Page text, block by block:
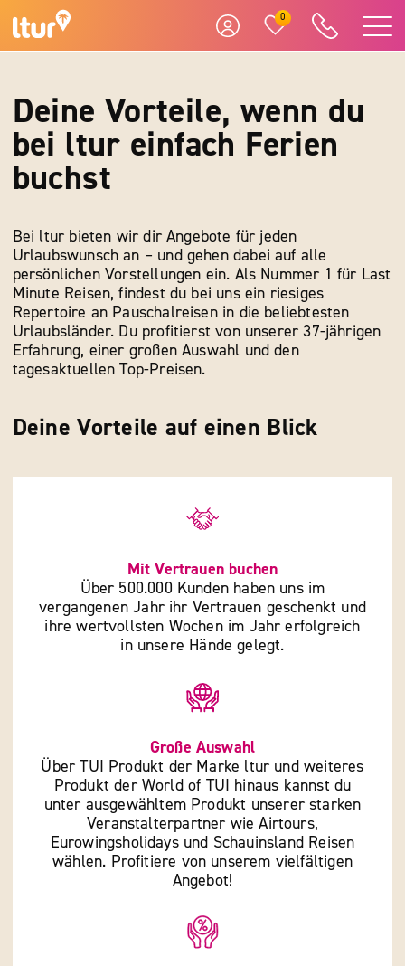
0
Deine Vorteile, wenn du
bei ltur einfach Ferien
buchst
Bei ltur bieten wir dir Angebote für jeden
Urlaubswunsch an – und gehen dabei auf alle
persönlichen Vorstellungen ein. Als Nummer 1 für Last
Minute Reisen, findest du bei uns ein riesiges
Repertoire an Pauschalreisen in die beliebtesten
Urlaubsländer. Du profitierst von unserer 37-jährigen
Erfahrung, einer großen Auswahl und den
tagesaktuellen Top-Preisen.
Deine Vorteile auf einen Blick
Mit Vertrauen buchen
Über 500.000 Kunden haben uns im
vergangenen Jahr ihr Vertrauen geschenkt und
ihre wertvollsten Wochen im Jahr erfolgreich
in unsere Hände gelegt.
Große Auswahl
Über TUI Produkt der Marke ltur und weiteres
Produkt der World of TUI hinaus kannst du
unter ausgewähltem Produkt unserer starken
Veranstalterpartner wie Airtours,
Eurowingsholidays und Schauinsland Reisen
wählen. Profitiere von unserem vielfältigen
Angebot!